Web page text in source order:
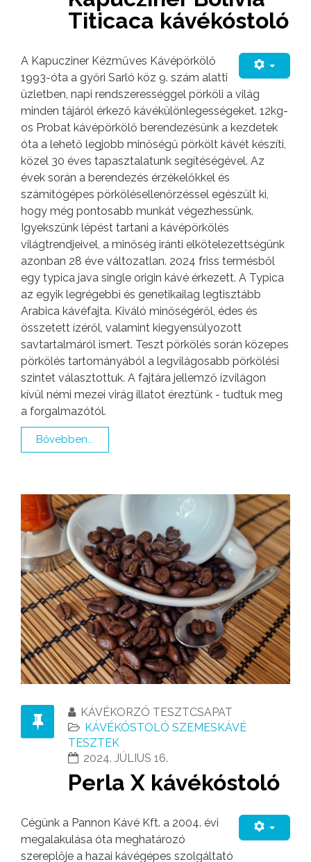
Titicaca kávékóstoló
A Kapucziner Kézműves Kávépörkölő
1993-óta a győri Sarló köz 9. szám alatti
üzletben, napi rendszerességgel pörköli a világ
minden tájáról érkező kávékülönlegességeket. 12kg-
os Probat kávépörkölő berendezésünk a kezdetek
óta a lehető legjobb minőségű pörkölt kávét készíti,
közel 30 éves tapasztalatunk segítéségével. Az
évek során a berendezés érzékelőkkel és
számítógépes pörkölésellenőrzéssel egészült ki,
hogy még pontosabb munkát végezhessünk.
Igyekszünk lépést tartani a kávépörkölés
világtrendjeivel, a minőség iránti elkötelezettségünk
azonban 28 éve változatlan. 2024 friss termésből
egy typica java single origin kávé érkezett. A Typica
az egyik legrégebbi és genetikailag legtisztább
Arabica kávéfajta. Kiváló minőségéről, édes és
összetett ízéről, valamint kiegyensúlyozott
savtartalmáról ismert. Teszt pörkölés során közepes
pörkölés tartományából a legvilágosabb pörkölési
szintet választottuk. A fajtára jellemző ízvilágon
kívül némi mezei virág illatot éreztünk - tudtuk meg
a forgalmazótól.
Bővebben...
KÁVÉKORZÓ TESZTCSAPAT
KÁVÉKÓSTOLÓ SZEMESKÁVÉ
TESZTEK
2024. JÚLIUS 16.
Perla X kávékóstoló
Cégünk a Pannon Kávé Kft. a 2004. évi
megalakulása óta meghatározó
szereplője a hazai kávégépes szolgáltató